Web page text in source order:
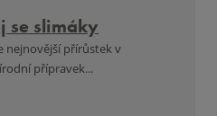
se slimáky
nejnovější přírůstek v
přípravek...